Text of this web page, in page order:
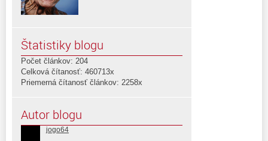
Štatistiky blogu
Počet článkov: 204
Celková čítanosť: 460713x
Priemerná čítanosť článkov: 2258x
Autor blogu
jogo64